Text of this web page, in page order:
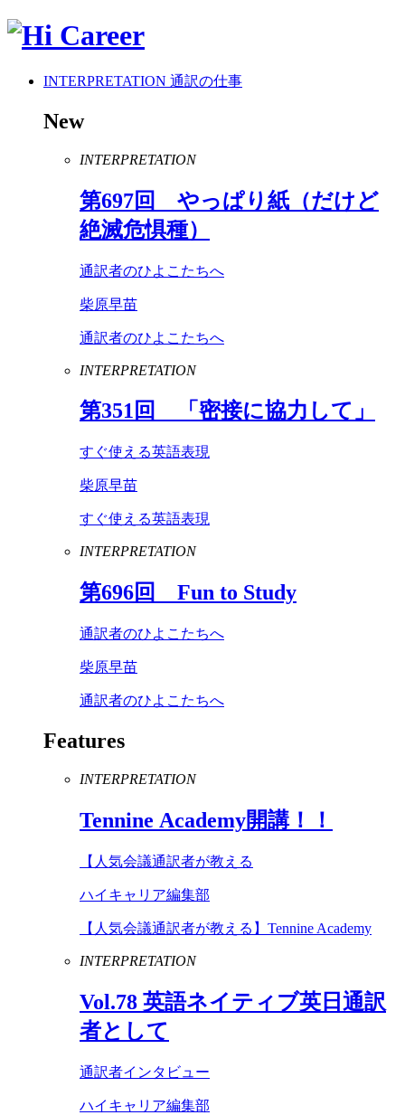
INTERPRETATION 通訳の仕事
New
INTERPRETATION
第697回 やっぱり紙（だけど
絶滅危惧種）
通訳者のひよこたちへ
柴原早苗
通訳者のひよこたちへ
INTERPRETATION
第351回 「密接に協力して」
すぐ使える英語表現
柴原早苗
すぐ使える英語表現
INTERPRETATION
第696回 Fun to Study
通訳者のひよこたちへ
柴原早苗
通訳者のひよこたちへ
Features
INTERPRETATION
Tennine Academy開講！！
【人気会議通訳者が教える
ハイキャリア編集部
【人気会議通訳者が教える】Tennine Academy
INTERPRETATION
Vol.78 英語ネイティブ英日通訳
者として
通訳者インタビュー
ハイキャリア編集部